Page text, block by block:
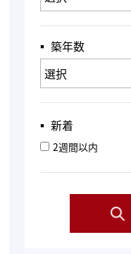
▪︎ 築年数
▪︎ 新着
2週間以内